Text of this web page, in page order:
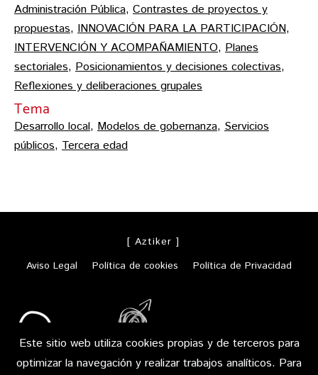
Administración Pública, Contrastes de proyectos y
propuestas, INNOVACIÓN PARA LA PARTICIPACIÓN,
INTERVENCIÓN Y ACOMPAÑAMIENTO, Planes
sectoriales, Posicionamientos y decisiones colectivas,
Reflexiones y deliberaciones grupales
Tema
Desarrollo local, Modelos de gobernanza, Servicios
públicos, Tercera edad
[ Aztiker ]
Aviso Legal
Política de cookies Política de Privacidad
Este sitio web utiliza cookies propias y de terceros para
optimizar la navegación y realizar trabajos analíticos. Para